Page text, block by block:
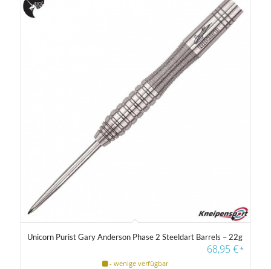
Unicorn Purist Gary Anderson Phase 2 Steeldart Barrels – 22g
68,95€*
- wenige verfügbar